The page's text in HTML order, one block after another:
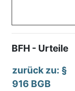
BFH - Urteile
zurück zu: §
916 BGB